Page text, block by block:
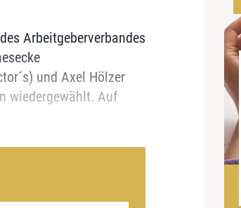
Arbeitgeberverbandes
und Axel Hölzer
wiedergewählt. Auf